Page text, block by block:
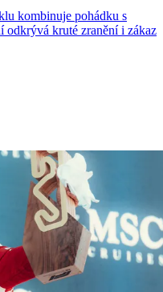
kombinuje pohádku s
odkrývá kruté zranění i zákaz